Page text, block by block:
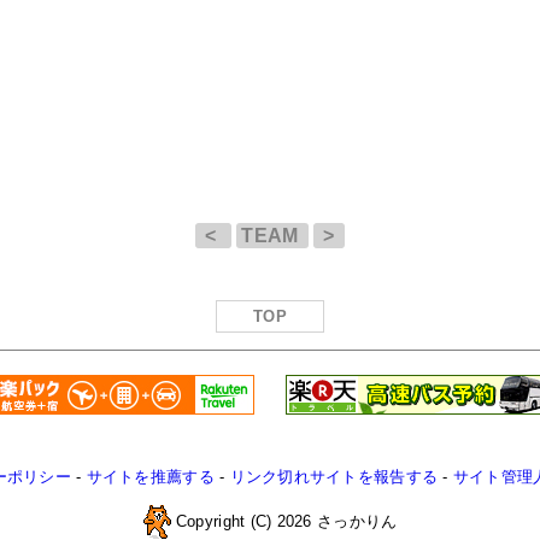
< TEAM >
TOP
ポリシー - サイトを推薦する - リンク切れサイトを報告する - サイト管理
Copyright (C) 2026 さっかりん